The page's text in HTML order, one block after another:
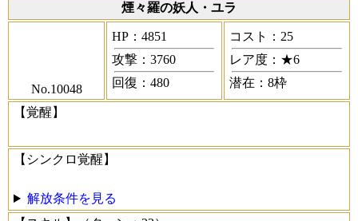
煙々羅の妖人・ユラ
No.10048
HP：4851
攻撃：3760
回復：480
コスト：25
レア度：★6
潜在：8枠
【覚醒】
【シンクロ覚醒】
解放条件を見る